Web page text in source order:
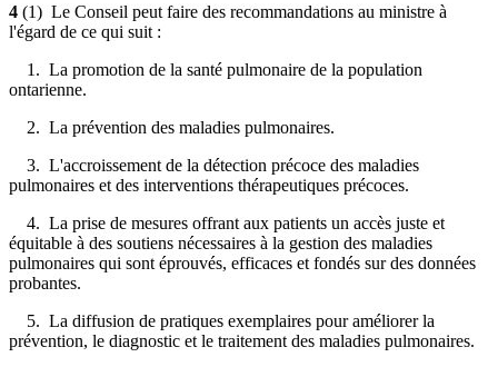
4 (1) Le Conseil peut faire des recommandations au ministre à
l'égard de ce qui suit :
1. La promotion de la santé pulmonaire de la population
ontarienne.
2. La prévention des maladies pulmonaires.
3. L'accroissement de la détection précoce des maladies
pulmonaires et des interventions thérapeutiques précoces.
4. La prise de mesures offrant aux patients un accès juste et
équitable à des soutiens nécessaires à la gestion des maladies
pulmonaires qui sont éprouvés, efficaces et fondés sur des données
probantes.
5. La diffusion de pratiques exemplaires pour améliorer la
prévention, le diagnostic et le traitement des maladies pulmonaires.